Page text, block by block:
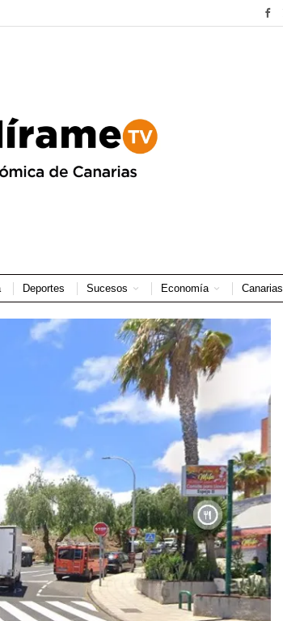
Deportes Sucesos Economía Canarias